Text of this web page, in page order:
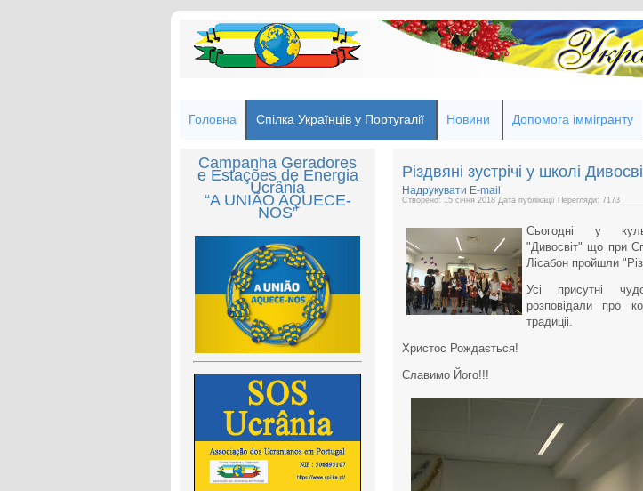
Головна Спілка Українців у Португалії Новини Допомога іммігранту
Campanha Geradores
e Estações de Energia
Ucrânia
“A UNIÃO AQUECE-
NOS”
Різдвяні зустрічі у школі
Надрукувати E-mail
Створено: 15 січня 2018 Дата публікації Перегляди: 7173
Сьогодні у
"Дивосвіт" що при
Лісабон пройшли
Усі присутні
розповідали про
традиціі.
Христос Рождається!
Славимо Його!!!